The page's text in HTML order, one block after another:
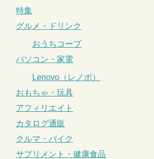
特集
グルメ・ドリンク
おうちコープ
パソコン・家電
Lenovo（レノボ）
おもちゃ・玩具
アフィリエイト
カタログ通販
クルマ・バイク
サプリメント・健康食品